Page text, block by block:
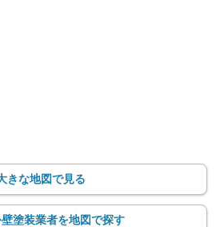
きな地図で見る
塗装業者を地図で探す